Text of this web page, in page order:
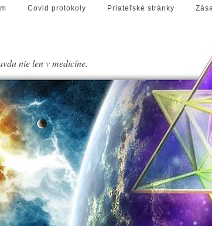
Covid protokoly Priateľské stránky
nie len v medicíne.